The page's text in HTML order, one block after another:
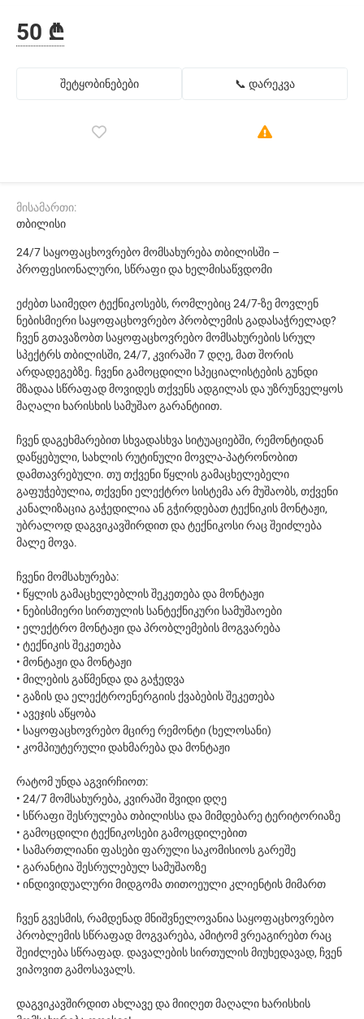
50 ₾
შეტყობინებები 📞 დარეკვა
მისამართი:
თბილისი
24/7 საყოფაცხოვრებო მომსახურება თბილისში –
პროფესიონალური, სწრაფი და ხელმისაწვდომი
ეძებთ საიმედო ტექნიკოსებს, რომლებიც 24/7-ზე მოვლენ
ნებისმიერი საყოფაცხოვრებო პრობლემის გადასაჭრელად?
ჩვენ გთავაზობთ საყოფაცხოვრებო მომსახურების სრულ
სპექტრს თბილისში, 24/7, კვირაში 7 დღე, მათ შორის
არდადეგებზე. ჩვენი გამოცდილი სპეციალისტების გუნდი
მზადაა სწრაფად მოვიდეს თქვენს ადგილას და უზრუნველყოს
მაღალი ხარისხის სამუშაო გარანტიით.
ჩვენ დაგეხმარებით სხვადასხვა სიტუაციებში, რემონტიდან
დაწყებული, სახლის რუტინული მოვლა-პატრონობით
დამთავრებული. თუ თქვენი წყლის გამაცხელებელი
გაფუჭებულია, თქვენი ელექტრო სისტემა არ მუშაობს, თქვენი
კანალიზაცია გაჭედილია ან გჭირდებათ ტექნიკის მონტაჟი,
უბრალოდ დაგვიკავშირდით და ტექნიკოსი რაც შეიძლება
მალე მოვა.
ჩვენი მომსახურება:
• წყლის გამაცხელებლის შეკეთება და მონტაჟი
• ნებისმიერი სირთულის სანტექნიკური სამუშაოები
• ელექტრო მონტაჟი და პრობლემების მოგვარება
• ტექნიკის შეკეთება
• მონტაჟი და მონტაჟი
• მილების გაწმენდა და გაჭედვა
• გაზის და ელექტროენერგიის ქვაბების შეკეთება
• ავეჯის აწყობა
• საყოფაცხოვრებო მცირე რემონტი (ხელოსანი)
• კომპიუტერული დახმარება და მონტაჟი
რატომ უნდა აგვირჩიოთ:
• 24/7 მომსახურება, კვირაში შვიდი დღე
• სწრაფი შესრულება თბილისსა და მიმდებარე ტერიტორიაზე
• გამოცდილი ტექნიკოსები გამოცდილებით
• სამართლიანი ფასები ფარული საკომისიოს გარეშე
• გარანტია შესრულებულ სამუშაოზე
• ინდივიდუალური მიდგომა თითოეული კლიენტის მიმართ
ჩვენ გვესმის, რამდენად მნიშვნელოვანია საყოფაცხოვრებო
პრობლემის სწრაფად მოგვარება, ამიტომ ვრეაგირებთ რაც
შეიძლება სწრაფად. დავალების სირთულის მიუხედავად, ჩვენ
ვიპოვით გამოსავალს.
დაგვიკავშირდით ახლავე და მიიღეთ მაღალი ხარისხის